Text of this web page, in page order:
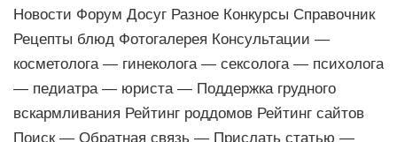
Новости Форум Досуг Разное Конкурсы Справочник
Рецепты блюд Фотогалерея Консультации —
косметолога — гинеколога — сексолога — психолога
— педиатра — юриста — Поддержка грудного
вскармливания Рейтинг роддомов Рейтинг сайтов
Поиск — Обратная связь — Прислать статью —